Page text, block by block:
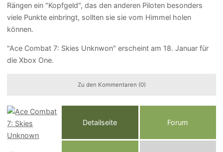
Rängen ein "Kopfgeld", das den anderen Piloten besonders
viele Punkte einbringt, sollten sie sie vom Himmel holen
können.
"Ace Combat 7: Skies Unknwon" erscheint am 18. Januar für
die Xbox One.
Zu den Kommentaren (0)
Detailseite Forum